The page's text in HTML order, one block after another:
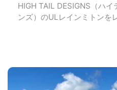
HIGH TAIL DESIGNS（ハイ
ンズ）のULレインミトンを